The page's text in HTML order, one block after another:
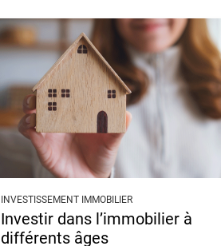
INVESTISSEMENT IMMOBILIER
Investir dans l’immobilier à
différents âges